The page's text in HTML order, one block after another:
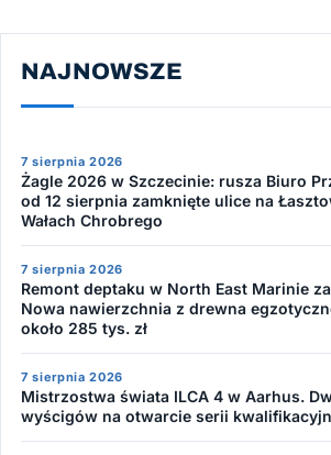
NAJNOWSZE
7 sierpnia 2026
Żagle 2026 w Szczecinie: rusza Biuro
od 12 sierpnia zamknięte ulice na
Wałach Chrobrego
7 sierpnia 2026
Remont deptaku w North East Marinie
Nowa nawierzchnia z drewna
około 285 tys. zł
7 sierpnia 2026
Mistrzostwa świata ILCA 4 w Aarhus.
wyścigów na otwarcie serii